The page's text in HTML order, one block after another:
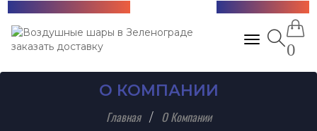
Toggle
0
О КОМПАНИИ
Главная О Компании